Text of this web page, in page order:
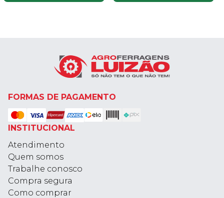
FORMAS DE PAGAMENTO
INSTITUCIONAL
Atendimento
Quem somos
Trabalhe conosco
Compra segura
Como comprar